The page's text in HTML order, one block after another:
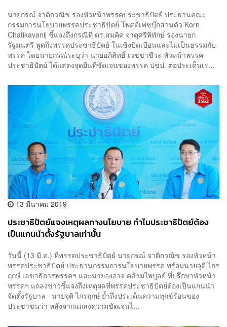
นายกรณ์ จาติกวณิช รองหัวหน้าพรรคประชาธิปัตย์ ประธานคณะ
กรรมการนโยบายพรรคประชาธิปัตย์ โพสต์เฟซบุ๊กส่วนตัว Korn
Chatikavanij ชี้แจงถึงกรณีที่ ดร.สมคิด จาตุศรีพิทักษ์ รองนายก
รัฐมนตรี พูดถึงพรรคประชาธิปัตย์ ในเชิงบิดเบือนและไม่เป็นธรรมกับ
พรรค โดยนายกรณ์ระบุว่า นายอภิสิทธิ์ เวชชาชีวะ หัวหน้าพรรค
ประชาธิปัตย์ ได้แสดงจุดยืนที่ชัดเจนของพรรค ปชป. ต่อประเด็นเร...
13 มีนาคม 2019
ประชาธิปัตย์แจงเหตุผลทางนโยบาย ทำไมประชาธิปัตย์ต้อง
เป็นแกนนําตั้งรัฐบาลเท่านั้น
วันนี้ (13 มี.ค.) ที่พรรคประชาธิปัตย์ นายกรณ์ จาติกวณิช รองหัวหน้า
พรรคประชาธิปัตย์ ประธานกรรมการนโยบายพรรค พร้อมนายจุติ ไกร
ฤกษ์ เลขาธิการพรรคฯ และนายองอาจ คล้ามไพบูลย์ ที่ปรึกษาหัวหน้า
พรรคฯ แถลงข่าวชี้แจงถึงเหตุผลที่พรรคประชาธิปัตย์ต้องเป็นแกนนำ
จัดตั้งรัฐบาล นายจุติ ไกรฤกษ์ ย้ำถึงประเด็นความทุกข์ร้อนของ
ประชาชนว่า หลังจากแถลงความชัดเจนไ...